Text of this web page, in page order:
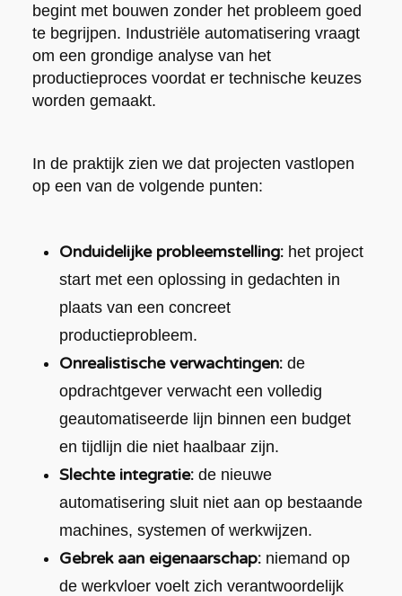
begint met bouwen zonder het probleem goed
te begrijpen. Industriële automatisering vraagt
om een grondige analyse van het
productieproces voordat er technische keuzes
worden gemaakt.
In de praktijk zien we dat projecten vastlopen
op een van de volgende punten:
Onduidelijke probleemstelling:het project
start met een oplossing in gedachten in
plaats van een concreet
productieprobleem.
Onrealistische verwachtingen:de
opdrachtgever verwacht een volledig
geautomatiseerde lijn binnen een budget
en tijdlijn die niet haalbaar zijn.
Slechte integratie:de nieuwe
automatisering sluit niet aan op bestaande
machines, systemen of werkwijzen.
Gebrek aan eigenaarschap:niemand op
de werkvloer voelt zich verantwoordelijk